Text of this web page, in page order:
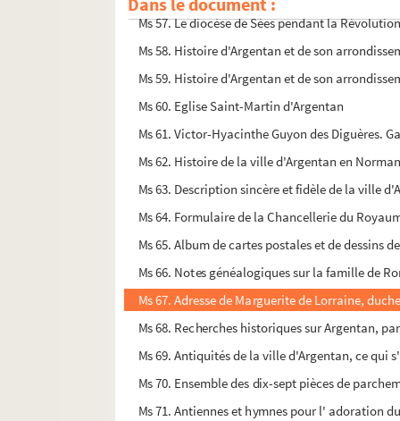
Ms 57. Le diocèse de Sées pendant la
Ms 58. Histoire d'Argentan et de son
Ms 59. Histoire d'Argentan et de son
Ms 60. Eglise Saint-Martin d'Argentan
Ms 61. Victor-Hyacinthe Guyon des Diguères.
Ms 62. Histoire de la ville d'Argentan en
Ms 63. Description sincère et fidèle de la ville
Ms 64. Formulaire de la Chancellerie du
Ms 65. Album de cartes postales et de dessins
Ms 66. Notes généalogiques sur la famille de
Ms 67. Adresse de Marguerite de Lorraine,
Ms 68. Recherches historiques sur Argentan,
Ms 69. Antiquités de la ville d'Argentan, ce qui
Ms 70. Ensemble des dix-sept pièces de
Ms 71. Antiennes et hymnes pour l' adoration